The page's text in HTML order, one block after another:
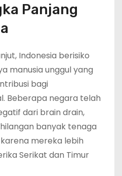
Panjang
Indonesia berisiko
manusia unggul yang
bagi
Beberapa negara telah
dari brain drain,
banyak tenaga
mereka lebih
Serikat dan Timur